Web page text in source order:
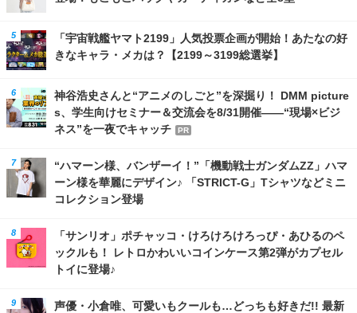
「宇宙戦艦ヤマト2199」人気投票企画が開始！あたなの好
きなキャラ・メカは？【2199～3199総選挙】
神谷浩史さんと“アニメのしごと”を深掘り！ DMM picture
s、学生向けセミナー＆交流会を8/31開催――“現場×ビジ
ネス”を一夜でキャッチ
PR
“ハマーン様、バンザーイ！”「機動戦士ガンダムZZ」ハマ
ーン様を華麗にデザイン♪ 「STRICT-G」Tシャツなどミニ
コレクション登場
「サンリオ」ポチャッコ・けろけろけろっぴ・あひるのペ
ックルも！ レトロかわいいコインケース第2弾がカプセル
トイに登場♪
声優・小倉唯、可愛いもクールも…どっちも好きだ!! 最新